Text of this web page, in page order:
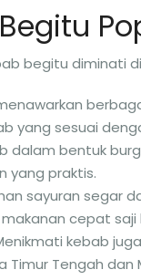
begitu diminati
yang sesuai
dalam bentuk
yang praktis.
sayuran segar
cepat saji
kebab
Tengah dan